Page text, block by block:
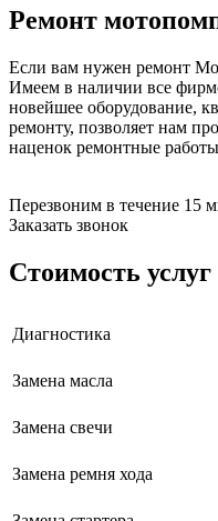
Ремонт
Если вам нужен ремонт
Имеем в наличии все
новейшее оборудование,
ремонту, позволяет нам
наценок ремонтные
Перезвоним в течение 15
Заказать звонок
Стоимость услуг
Диагностика
Замена масла
Замена свечи
Замена ремня хода